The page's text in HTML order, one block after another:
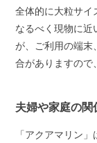
全体的に大粒サイ
なるべく現物に近
が、ご利用の端末
合がありますので
夫婦や家庭の関
「アクアマリン